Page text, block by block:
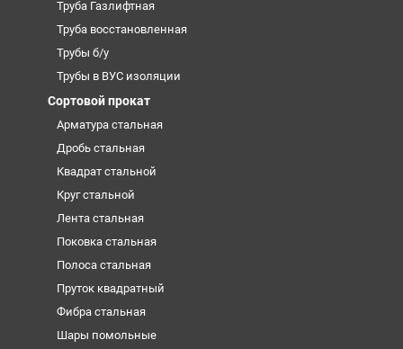
Труба Газлифтная
Труба восстановленная
Трубы б/у
Трубы в ВУС изоляции
Сортовой прокат
Арматура стальная
Дробь стальная
Квадрат стальной
Круг стальной
Лента стальная
Поковка стальная
Полоса стальная
Пруток квадратный
Фибра стальная
Шары помольные